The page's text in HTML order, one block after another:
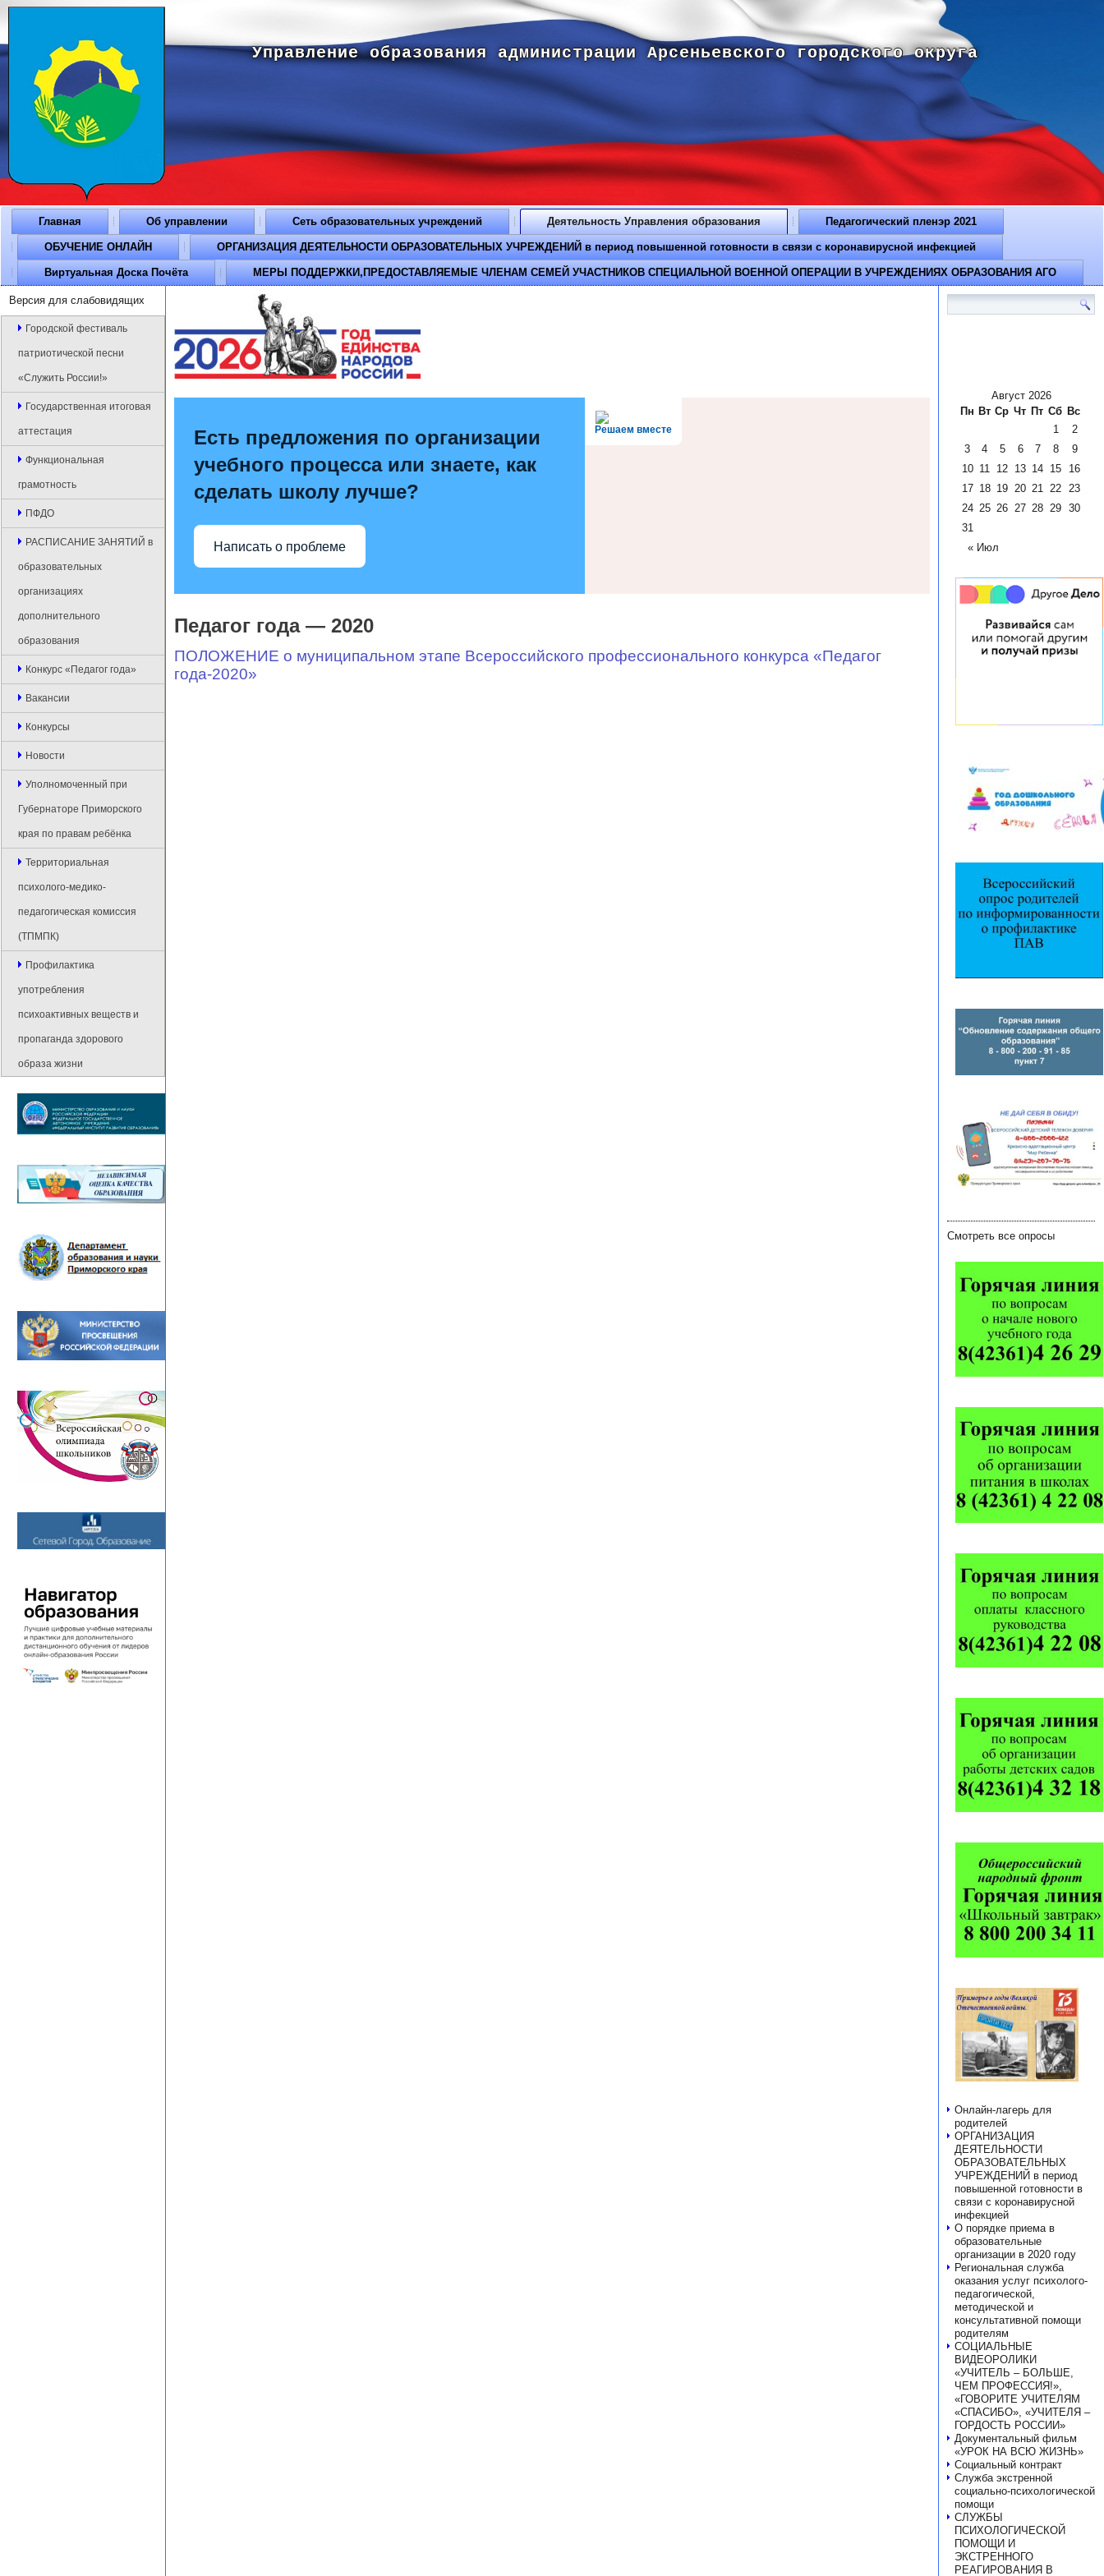
Управление образования администрации Арсеньевского городского округа
Главная Об управлении Сеть образовательных учреждений Деятельность Управления образования Педагогический пленэр 2021
ОБУЧЕНИЕ ОНЛАЙН ОРГАНИЗАЦИЯ ДЕЯТЕЛЬНОСТИ ОБРАЗОВАТЕЛЬНЫХ УЧРЕЖДЕНИЙ в период повышенной готовности в связи с коронавирусной инфекцией
Виртуальная Доска Почёта МЕРЫ ПОДДЕРЖКИ,ПРЕДОСТАВЛЯЕМЫЕ ЧЛЕНАМ СЕМЕЙ УЧАСТНИКОВ СПЕЦИАЛЬНОЙ ВОЕННОЙ ОПЕРАЦИИ В УЧРЕЖДЕНИЯХ ОБРАЗОВАНИЯ АГО
Версия для слабовидящих
Городской фестиваль
патриотической песни
«Служить России!»
Государственная итоговая
аттестация
Функциональная
грамотность
ПФДО
РАСПИСАНИЕ ЗАНЯТИЙ в
образовательных
организациях
дополнительного
образования
Конкурс «Педагог года»
Вакансии
Конкурсы
Новости
Уполномоченный при
Губернаторе Приморского
края по правам ребёнка
Территориальная
психолого-медико-
педагогическая комиссия
(ТПМПК)
Профилактика
употребления
психоактивных веществ и
пропаганда здорового
образа жизни
Решаем вместе
Есть предложения по организации
учебного процесса или знаете, как
сделать школу лучше?
Написать о проблеме
Педагог года — 2020
ПОЛОЖЕНИЕ о муниципальном этапе Всероссийского профессионального конкурса «Педагог
года-2020»
Август 2026
Пн Вт Ср Чт Пт Сб Вс
« Июл
1
2
3
4 5 6 7 8
9
10 11 12 13 14 15
16
17 18 19 20 21 22 23
24 25 26 27 28 29 30
31
Смотреть все опросы
Онлайн-лагерь для
родителей
ОРГАНИЗАЦИЯ
ДЕЯТЕЛЬНОСТИ
ОБРАЗОВАТЕЛЬНЫХ
УЧРЕЖДЕНИЙ в период
повышенной готовности в
связи с коронавирусной
инфекцией
О порядке приема в
образовательные
организации в 2020 году
Региональная служба
оказания услуг психолого-
педагогической,
методической и
консультативной помощи
родителям
СОЦИАЛЬНЫЕ
ВИДЕОРОЛИКИ
«УЧИТЕЛЬ – БОЛЬШЕ,
ЧЕМ ПРОФЕССИЯ!»,
«ГОВОРИТЕ УЧИТЕЛЯМ
«СПАСИБО», «УЧИТЕЛЯ –
ГОРДОСТЬ РОССИИ»
Документальный фильм
«УРОК НА ВСЮ ЖИЗНЬ»
Социальный контракт
Служба экстренной
социально-психологической
помощи
СЛУЖБЫ
ПСИХОЛОГИЧЕСКОЙ
ПОМОЩИ И
ЭКСТРЕННОГО
РЕАГИРОВАНИЯ В